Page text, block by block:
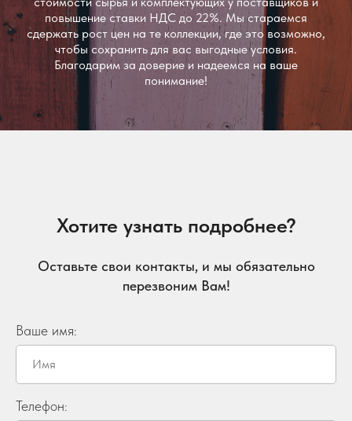
повышение ставки НДС до 22%. Мы стараемся
сдержать рост цен на те коллекции, где это возможно,
чтобы сохранить для вас выгодные условия.
Благодарим за доверие и надеемся на ваше
понимание!
Хотите узнать подробнее?
Оставьте свои контакты, и мы обязательно
перезвоним Вам!
Ваше имя:
Телефон: